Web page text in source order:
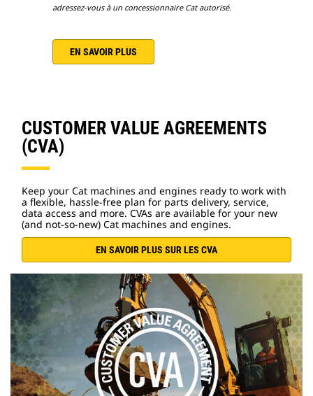
adressez-vous à un concessionnaire Cat autorisé.
EN SAVOIR PLUS
CUSTOMER VALUE AGREEMENTS
(CVA)
Keep your Cat machines and engines ready to work with
a flexible, hassle-free plan for parts delivery, service,
data access and more. CVAs are available for your new
(and not-so-new) Cat machines and engines.
EN SAVOIR PLUS SUR LES CVA